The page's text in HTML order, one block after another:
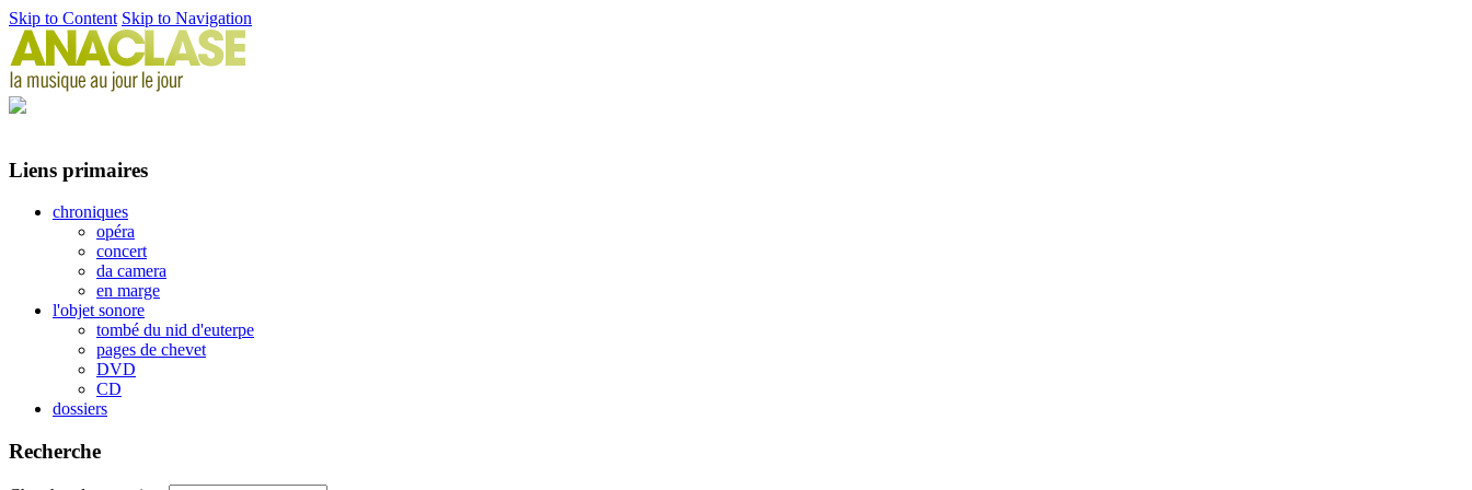
Skip to Content Skip to Navigation
Liens primaires
chroniques
opéra
concert
da camera
en marge
l'objet sonore
tombé du nid d'euterpe
pages de chevet
DVD
CD
dossiers
Recherche